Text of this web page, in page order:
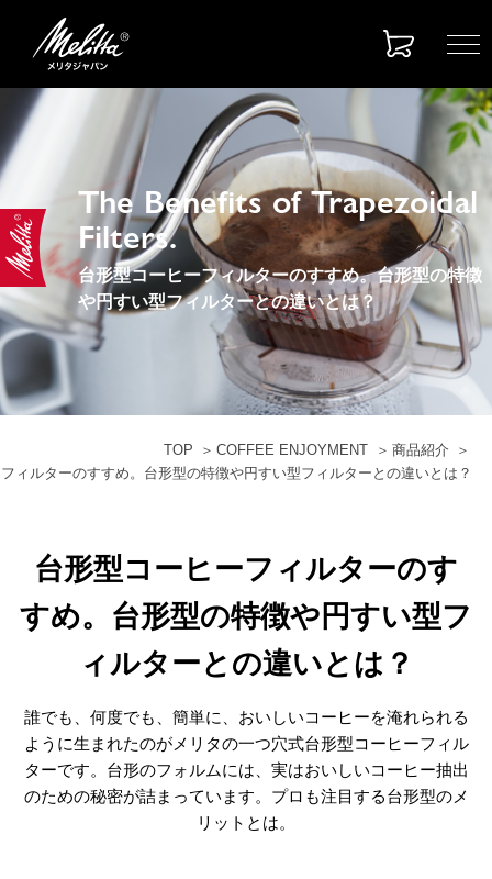
The Benefits of Trapezoidal
Filters.
台形型コーヒーフィルターのすすめ。台形型の特徴
や円すい型フィルターとの違いとは？
TOP COFFEE ENJOYMENT
商品紹介
ィルターのすすめ。台形型の特徴や円すい型フィルターとの違いとは？
台形型コーヒーフィルターのす
すめ。台形型の特徴や円すい型フ
ィルターとの違いとは？
誰でも、何度でも、簡単に、おいしいコーヒーを淹れられる
ように生まれたのがメリタの一つ穴式台形型コーヒーフィル
ターです。台形のフォルムには、実はおいしいコーヒー抽出
のための秘密が詰まっています。プロも注目する台形型のメ
リットとは。